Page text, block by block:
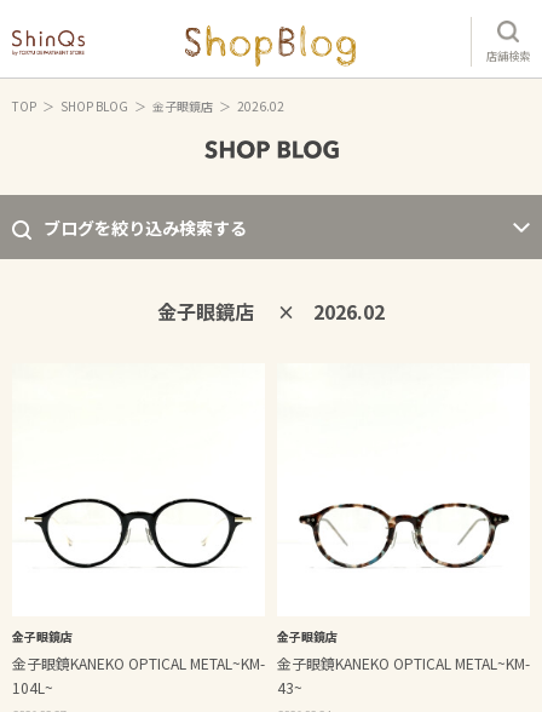
店舗検索
TOP SHOP BLOG 金子眼鏡店 2026.02
ブログを絞り込み検索する
金子眼鏡店 × 2026.02
金子眼鏡店
金子眼鏡KANEKO OPTICAL METAL~KM-
104L~
金子眼鏡店
金子眼鏡KANEKO OPTICAL METAL~KM-
43~